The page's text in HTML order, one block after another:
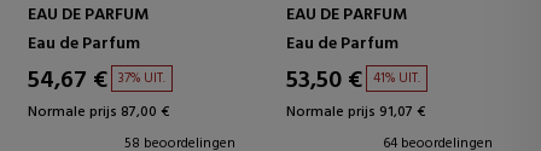
EAU DE TOILETTE
Eau de Toilette
60,94 € 5% UIT.
Normale prijs 64,15 €
133 beoordelingen
EAU DE TOILETTE
Eau de Toilette
40,42 € 43% UIT.
Normale prijs 71,00 €
181 beoordelingen